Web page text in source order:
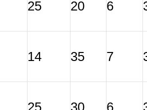
25 20 6
14 35 7
25 30 6